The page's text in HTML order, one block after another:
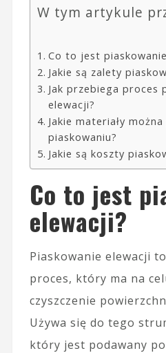
W tym artykule
Co to jest
Jakie są zalety
Jak przebiega proces
elewacji?
Jakie materiały
piaskowaniu?
Jakie są koszty
Co to jest
elewacji?
Piaskowanie elewacji
proces, który ma na
czyszczenie
Używa się do tego
który jest podawany